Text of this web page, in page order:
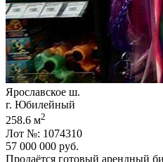
Ярославское ш.
г. Юбилейный
258.6 м2
Лот №: 1074310
57 000 000 руб.
Продаётся готовый арендный